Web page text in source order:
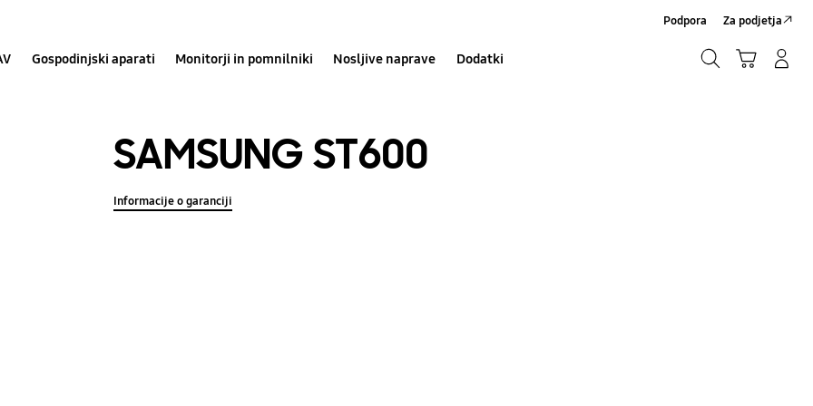
Gospodinjski aparati Monitorji in pomnilniki Nosljive naprave Dodatki
Podpora Za podjetja
SAMSUNG ST600
Informacije o garanciji